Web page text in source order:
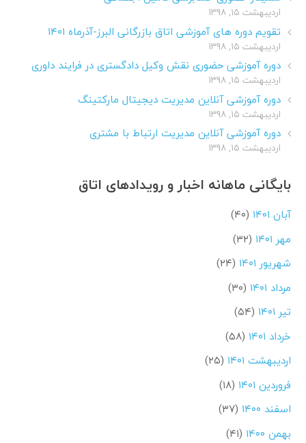
اردیبهشت ۱۵, ۱۳۹۸
تقویم دوره های آموزشی اتاق بازرگانی البرز-آذرماه ۱۴۰۱
اردیبهشت ۱۵, ۱۳۹۸
دوره آموزشی حضوری نقش وکیل دادگستری در فرایند داوری
اردیبهشت ۱۵, ۱۳۹۸
دوره آموزشی آنلاین مدیریت دیجیتال مارکتینگ
اردیبهشت ۱۵, ۱۳۹۸
دوره آموزشی آنلاین مدیریت ارتباط با مشتری
اردیبهشت ۱۵, ۱۳۹۸
بایگانی ماهانه اخبار و رویدادهای اتاق
آبان ۱۴۰۱
(۴۰)
مهر ۱۴۰۱
(۳۲)
شهریور ۱۴۰۱
(۲۴)
مرداد ۱۴۰۱
(۳۰)
تیر ۱۴۰۱
(۵۴)
خرداد ۱۴۰۱
(۵۸)
اردیبهشت ۱۴۰۱
(۲۵)
فروردین ۱۴۰۱
(۱۸)
اسفند ۱۴۰۰
(۳۷)
بهمن ۱۴۰۰
(۴۱)